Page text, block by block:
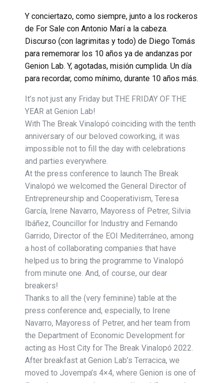
Y conciertazo, como siempre, junto a los rockeros
de For Sale con Antonio Marí a la cabeza.
Discurso (con lagrimitas y todo) de Diego Tomás
para rememorar los 10 años ya de andanzas por
Genion Lab. Y, agotadas, misión cumplida. Un día
para recordar, como mínimo, durante 10 años más.
It’s not just any Friday but THE FRIDAY OF THE
YEAR at Genion Lab!
With The Break Vinalopó coinciding with the tenth
anniversary of our beloved coworking, it was
impossible not to fill the day with celebrations
and parties everywhere.
At the press conference to launch The Break
Vinalopó we welcomed the General Director of
Entrepreneurship and Cooperativism, Teresa
García, Irene Navarro, Mayoress of Petrer, Silvia
Ibáñez, Councillor for Industry and Fernando
Garrido, Director of the EOI Mediterráneo, among
a host of collaborating companies that have
helped us to bring the programme to Vinalopó
from minute one. And, of course, our dear
breakers!
Thanks to all the (very feminine) table at the
press conference and, especially, to Irene
Navarro, Mayoress of Petrer, and her team from
the Department of Economic Development for
acting as Host City for The Break Vinalopó 2022.
After breakfast at Genion Lab’s Terracica, we
moved to Jovempa’s 4×4, where Genion is one of